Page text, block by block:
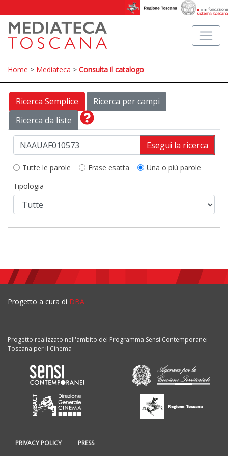
Home > Mediateca > Consulta il catalogo
Ricerca Semplice
Ricerca per campi
Ricerca da liste
Esegui la ricerca
Tutte le parole Frase esatta
Una o più parole
Tipologia
Progetto a cura di DBA
Progetto realizzato nell'ambito del Programma Sensi Contemporanei
Toscana per il Cinema
PRIVACY POLICY PRESS